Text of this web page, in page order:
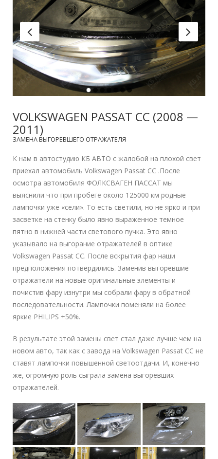
VOLKSWAGEN PASSAT CC (2008 —
2011)
ЗАМЕНА ВЫГОРЕВШЕГО ОТРАЖАТЕЛЯ
К нам в автостудию КБ АВТО с жалобой на плохой свет
приехал автомобиль Volkswagen Passat CC .После
осмотра автомобиля ФОЛКСВАГЕН ПАССАТ мы
выяснили что при пробеге около 125000 км родные
лампочки уже «сели». То есть светили, но не ярко и при
засветке на стенку было явно выраженное темное
пятно в нижней части светового пучка. Это явно
указывало на выгорание отражателей в оптике
Volkswagen Passat CC. После вскрытия фар наши
предположения потвердились. Заменив выгоревшие
отражатели на новые оригинальные элементы и
почистив фару изнутри мы собрали фару в обратной
последовательности. Лампочки поменяли на более
яркие PHILIPS +50%.
В результате этой замены свет стал даже лучше чем на
новом авто, так как с завода на Volkswagen Passat CC не
ставят лампочки повышенной светоотдачи. И, конечно
же, огромную роль сыграла замена выгоревших
отражателей.